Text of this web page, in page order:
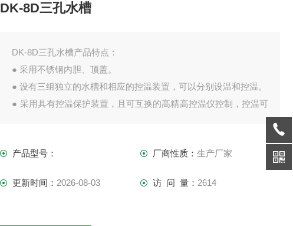
DK-8D三孔水槽
DK-8D三孔水槽产品特点：
● 采用不锈钢内胆、顶盖。
● 设有三组独立的水槽和相应的控温装置，可以分别设温和控温。
● 采用具有控温保护装置，且可互换的高精高控温仪控制，控温可
产品型号：
厂商性质： 生产厂家
更新时间： 2026-08-03 访 问 量： 2614